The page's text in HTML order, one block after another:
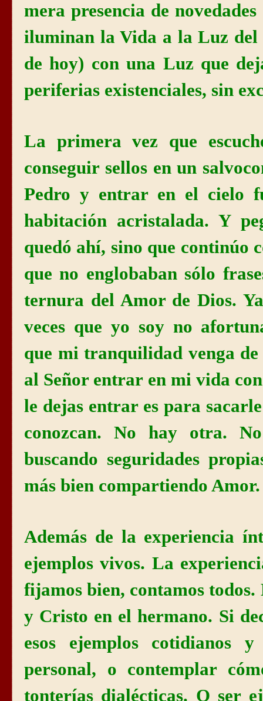
mera presencia de
iluminan la Vida a la Luz
de hoy) con una Luz que
periferias existenciales, sin
La primera vez que
conseguir sellos en un
Pedro y entrar en el cielo
habitación acristalada. Y
quedó ahí, sino que continúo
que no englobaban sólo
ternura del Amor de Dios.
veces que yo soy no
que mi tranquilidad venga de
al Señor entrar en mi vida
le dejas entrar es para
conozcan. No hay otra.
buscando seguridades
más bien compartiendo Amor.
Además de la experiencia
ejemplos vivos. La
fijamos bien, contamos todos.
y Cristo en el hermano. Si
esos ejemplos
personal, o contemplar
tonterías dialécticas. O ser